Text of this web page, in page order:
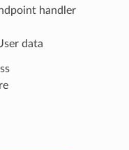
handler
data